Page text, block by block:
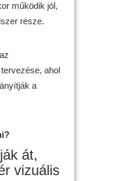
működik jól,
része.
ahol
a
át,
vizuális